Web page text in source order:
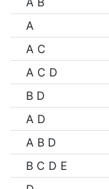
A
A C
A C D
B D
A D
A B D
B C D E